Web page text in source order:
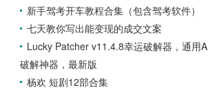
新手驾考开车教程合集（包含驾考软件）
七天教你写出能变现的成交文案
Lucky Patcher v11.4.8幸运破解器，通用
破解神器，最新版
杨欢 短剧12部合集